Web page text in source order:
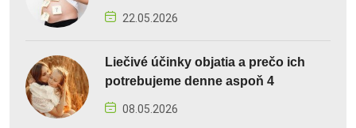
22.05.2026
Liečivé účinky objatia a prečo ich
potrebujeme denne aspoň 4
08.05.2026